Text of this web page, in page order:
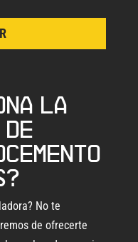
la
No te
de ofrecerte